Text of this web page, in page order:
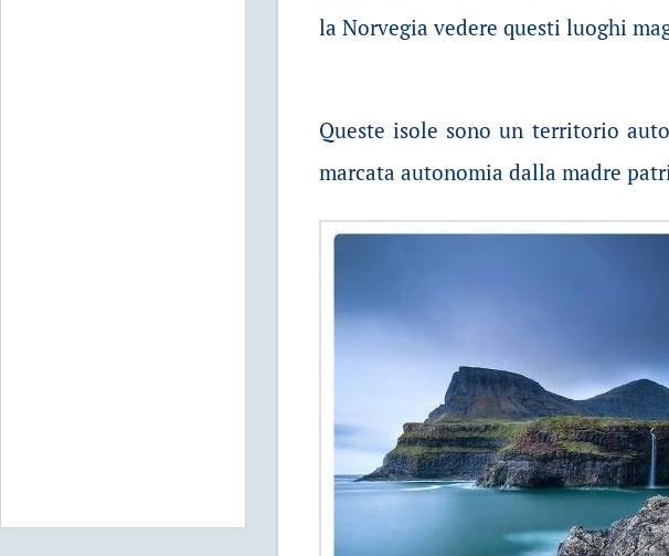
la Norvegia vedere questi luoghi
Queste isole sono un territorio
marcata autonomia dalla madre